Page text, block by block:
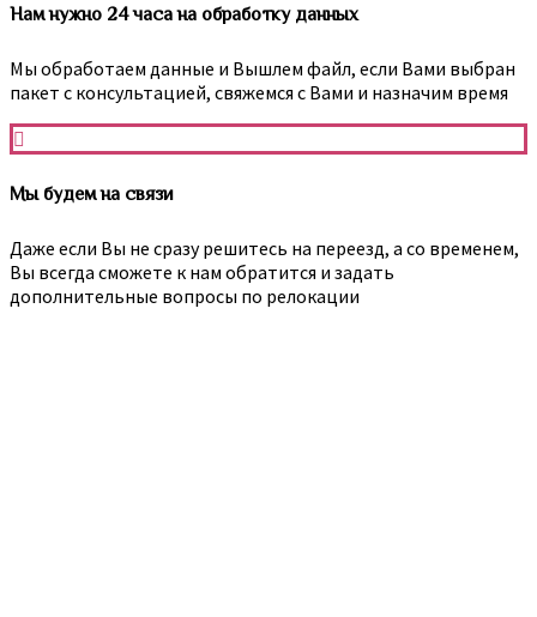
Нам нужно 24 часа на обработку данных
Мы обработаем данные и Вышлем файл, если Вами выбран
пакет с консультацией, свяжемся с Вами и назначим время
Мы будем на связи
Даже если Вы не сразу решитесь на переезд, а со временем,
Вы всегда сможете к нам обратится и задать
дополнительные вопросы по релокации